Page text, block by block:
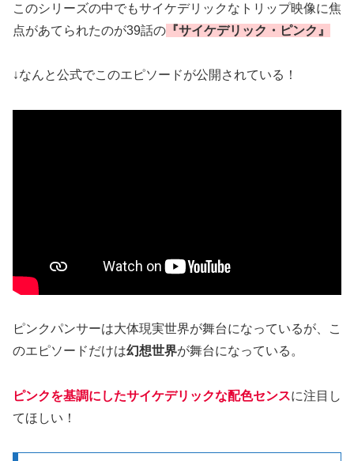
このシリーズの中でもサイケデリックなトリップ映像に焦
点があてられたのが39話の 『サイケデリック・ピンク』
↓なんと公式でこのエピソードが公開されている！
ピンクパンサーは大体現実世界が舞台になっているが、こ
のエピソードだけは幻想世界が舞台になっている。
ピンクを基調にしたサイケデリックな配色センスに注目し
てほしい！